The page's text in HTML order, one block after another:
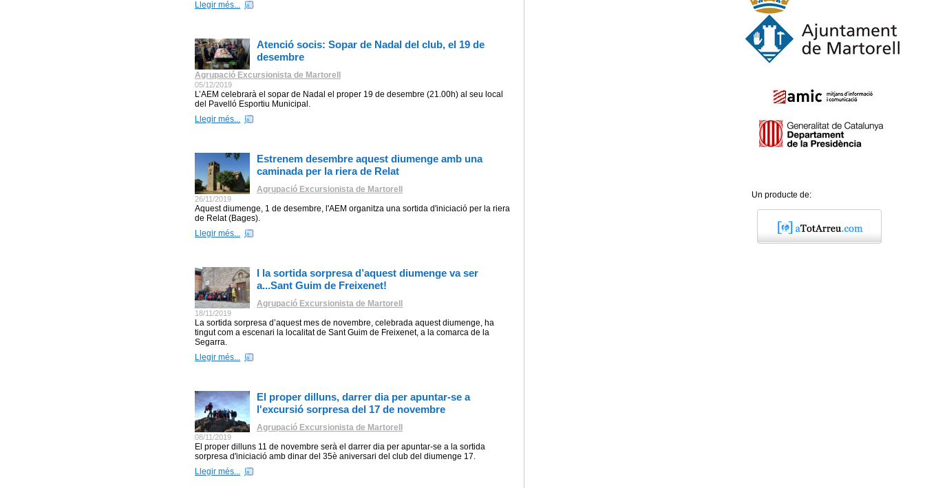
Llegir més...
Atenció socis: Sopar de Nadal del club, el 19 de
desembre
Agrupació Excursionista de Martorell
05/12/2019
L’AEM celebrarà el sopar de Nadal el proper 19 de desembre (21.00h) al seu local
del Pavelló Esportiu Municipal.
Llegir més...
Estrenem desembre aquest diumenge amb una
caminada per la riera de Relat
Agrupació Excursionista de Martorell
26/11/2019
Aquest diumenge, 1 de desembre, l'AEM organitza una sortida d'iniciació per la riera
de Relat (Bages).
Llegir més...
I la sortida sorpresa d’aquest diumenge va ser
a...Sant Guim de Freixenet!
Agrupació Excursionista de Martorell
18/11/2019
La sortida sorpresa d’aquest mes de novembre, celebrada aquest diumenge, ha
tingut com a escenari la localitat de Sant Guim de Freixenet, a la comarca de la
Segarra.
Llegir més...
El proper dilluns, darrer dia per apuntar-se a
l'excursió sorpresa del 17 de novembre
Agrupació Excursionista de Martorell
08/11/2019
El proper dilluns 11 de novembre serà el darrer dia per apuntar-se a la sortida
sorpresa d'iniciació amb dinar del 35è aniversari del club del diumenge 17.
Llegir més...
Un producte de: